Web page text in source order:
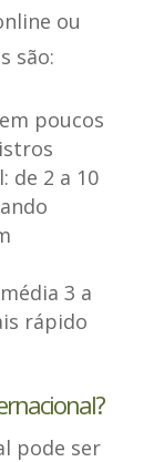
ou
são:
em poucos
de 2 a 10
3 a
rápido
pode ser